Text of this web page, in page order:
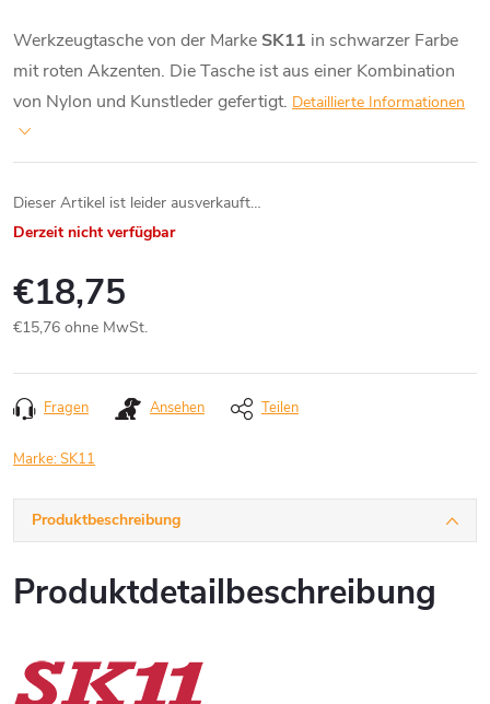
Werkzeugtasche von der Marke SK11 in schwarzer Farbe
mit roten Akzenten. Die Tasche ist aus einer Kombination
von Nylon und Kunstleder gefertigt. Detaillierte Informationen
Dieser Artikel ist leider ausverkauft…
Derzeit nicht verfügbar
€18,75
€15,76 ohne MwSt.
Fragen Ansehen Teilen
Marke:SK11
Produktbeschreibung
Produktdetailbeschreibung